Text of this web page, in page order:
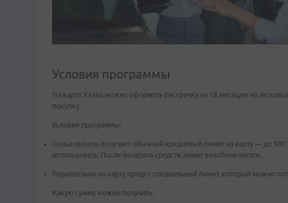
Условия программы
По карте Халва можно оформить рассрочку на 18 месяцев на
покупку.
Условия программы:
Пользователь получает обычный кредитный лимит на карту — до 500
использовать. После возврата средств лимит возобновляется.
Параллельно на карту придет специальный лимит, который можно
Какую сумму можно получить: